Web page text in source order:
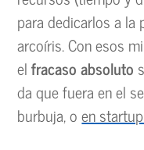
para dedicarlos a la
arcoíris. Con esos
elfracaso absoluto
da que fuera en el
burbuja, oen